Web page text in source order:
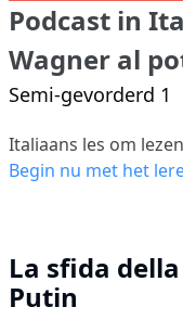
Podcast in
Wagner al
Semi-gevorderd 1
Italiaans les om
Begin nu met het
La sfida
Putin